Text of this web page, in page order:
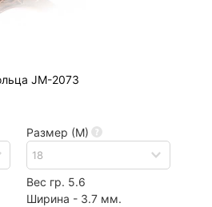
JM-2073
Размер (М)
Вес гр. 5.6
Ширина - 3.7 мм.